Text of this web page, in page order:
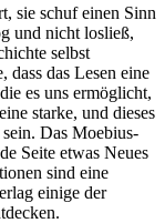
sie schuf einen Sinn
und nicht losließ,
selbst
das Lesen eine
es uns ermöglicht,
starke, und dieses
Das Moebius-
Seite etwas Neues
sind eine
einige der